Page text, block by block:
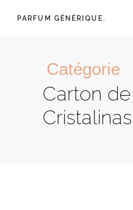
PARFUM GÉNÉRIQUE.
Catégorie
Carton